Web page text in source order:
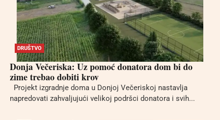
DRUŠTVO
Donja Večeriska: Uz pomoć donatora dom bi do
zime trebao dobiti krov
Projekt izgradnje doma u Donjoj Večeriskoj nastavlja
napredovati zahvaljujući velikoj podršci donatora i svih...